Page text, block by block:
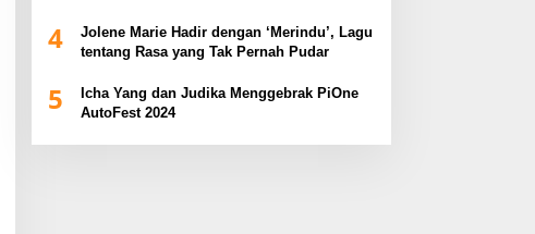
4
Jolene Marie Hadir dengan ‘Merindu’, Lagu
tentang Rasa yang Tak Pernah Pudar
5
Icha Yang dan Judika Menggebrak PiOne
AutoFest 2024